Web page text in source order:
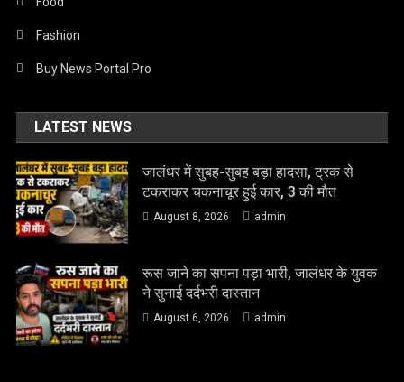
Fashion
Buy News Portal Pro
LATEST NEWS
जालंधर में सुबह-सुबह बड़ा हादसा, ट्रक से
टकराकर चकनाचूर हुई कार, 3 की मौत
August 8, 2026 admin
रूस जाने का सपना पड़ा भारी, जालंधर के युवक
ने सुनाई दर्दभरी दास्तान
August 6, 2026 admin